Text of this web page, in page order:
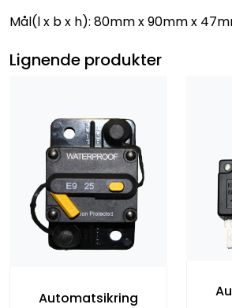
Mål(l x b x h): 80mm x 90mm x
Lignende produkter
Automatsikring